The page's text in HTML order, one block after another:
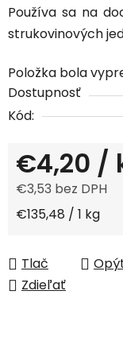
Používa sa na
strukovinových
Položka bola
Dostupnosť
Kód:
€4,20 /
€3,53 bez DPH
Jednotková cena:
€135,48 / 1 kg
Tlač
Zdieľať